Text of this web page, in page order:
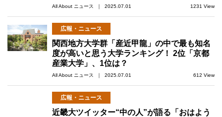
All About ニュース ｜ 2025.07.01 1231 View
広報・ニュース
関西地方大学群「産近甲龍」の中で最も知名
度が高いと思う大学ランキング！ 2位「京都
産業大学」、1位は？
All About ニュース ｜ 2025.07.01 612 View
広報・ニュース
近畿大ツイッター“中の人”が語る「おはよう